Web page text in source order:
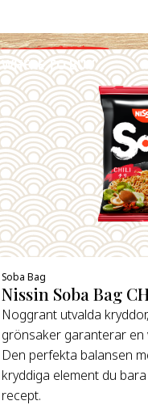
WHERE TO BUY
DETAILS
Soba Bag
Nissin Soba Bag
Noggrant utvalda
grönsaker garanterar en
Den perfekta balansen
kryddiga element du
recept.